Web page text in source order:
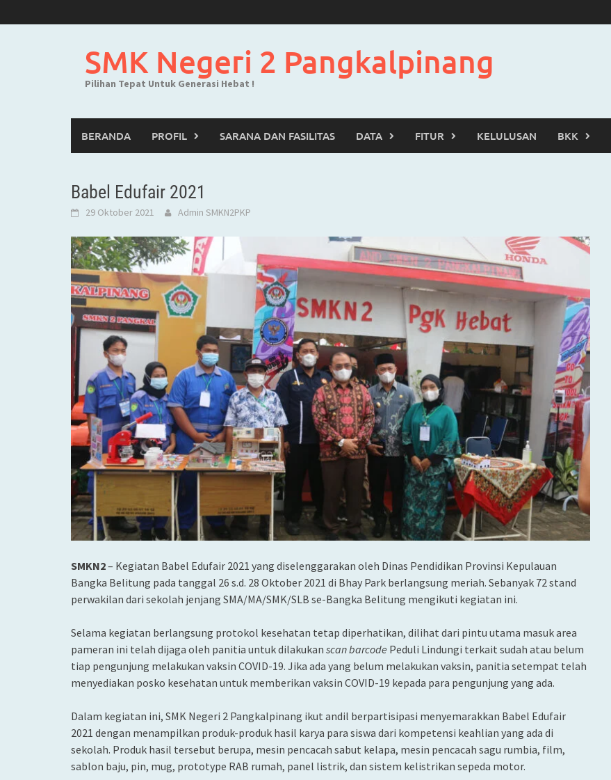
to
SMK Negeri 2 Pangkalpinang
Pilihan Tepat Untuk Generasi Hebat !
BERANDA PROFIL SARANA DAN FASILITAS DATA FITUR KELULUSAN BKK
Babel Edufair 2021
29 Oktober 2021 Admin SMKN2PKP
SMKN2– Kegiatan Babel Edufair 2021 yang diselenggarakan oleh Dinas Pendidikan Provinsi Kepulauan
Bangka Belitung pada tanggal 26 s.d. 28 Oktober 2021 di Bhay Park berlangsung meriah. Sebanyak 72 stand
perwakilan dari sekolah jenjang SMA/MA/SMK/SLB se-Bangka Belitung mengikuti kegiatan ini.
Selama kegiatan berlangsung protokol kesehatan tetap diperhatikan, dilihat dari pintu utama masuk area
pameran ini telah dijaga oleh panitia untuk dilakukan scan barcode Peduli Lindungi terkait sudah atau belum
tiap pengunjung melakukan vaksin COVID-19. Jika ada yang belum melakukan vaksin, panitia setempat telah
menyediakan posko kesehatan untuk memberikan vaksin COVID-19 kepada para pengunjung yang ada.
Dalam kegiatan ini, SMK Negeri 2 Pangkalpinang ikut andil berpartisipasi menyemarakkan Babel Edufair
2021 dengan menampilkan produk-produk hasil karya para siswa dari kompetensi keahlian yang ada di
sekolah. Produk hasil tersebut berupa, mesin pencacah sabut kelapa, mesin pencacah sagu rumbia, film,
sablon baju, pin, mug, prototype RAB rumah, panel listrik, dan sistem kelistrikan sepeda motor.